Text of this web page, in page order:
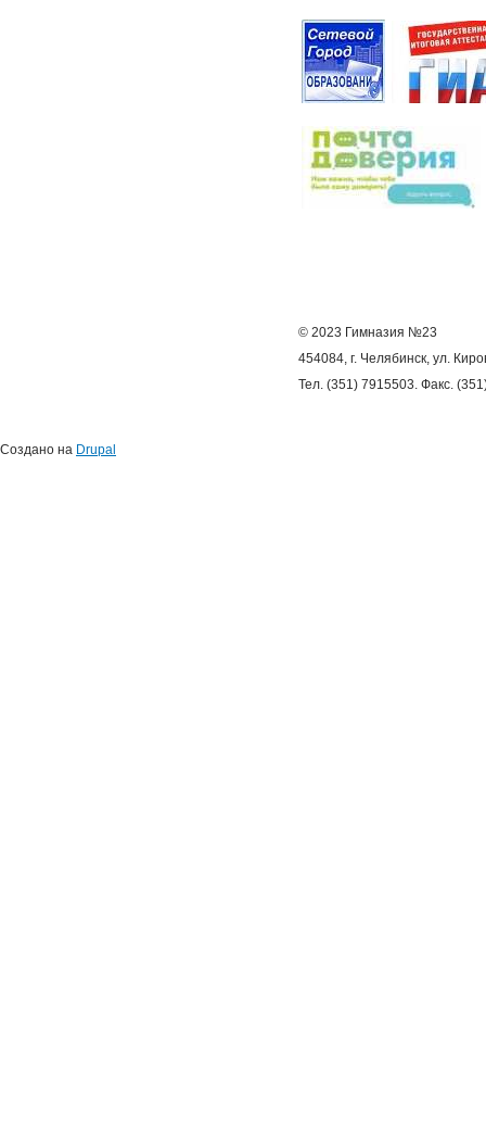
© 2023 Гимназия №23
454084, г. Челябинск, ул.
Тел. (351) 7915503. Факс.
Создано на Drupal